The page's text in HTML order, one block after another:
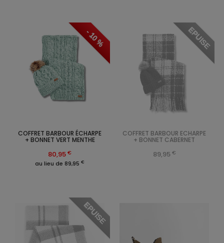
- 10 %
COFFRET BARBOUR ÉCHARPE
+ BONNET VERT MENTHE
80,95 €
au lieu de 89,95 €
EPUISE
COFFRET BARBOUR ECHARPE
+ BONNET CABERNET
89,95 €
EPUISE